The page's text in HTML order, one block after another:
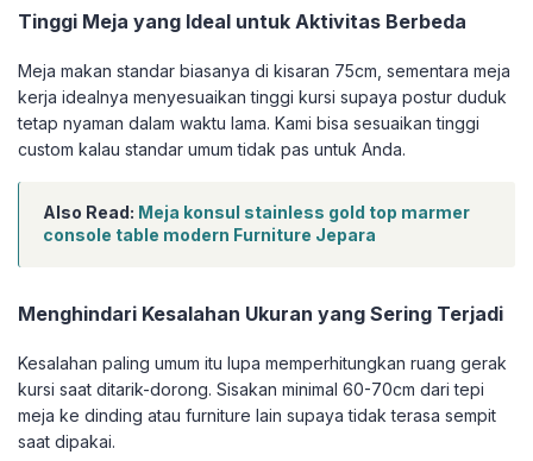
Tinggi Meja yang Ideal untuk Aktivitas Berbeda
Meja makan standar biasanya di kisaran 75cm, sementara meja
kerja idealnya menyesuaikan tinggi kursi supaya postur duduk
tetap nyaman dalam waktu lama. Kami bisa sesuaikan tinggi
custom kalau standar umum tidak pas untuk Anda.
Also Read: Meja konsul stainless gold top marmer
console table modern Furniture Jepara
Menghindari Kesalahan Ukuran yang Sering Terjadi
Kesalahan paling umum itu lupa memperhitungkan ruang gerak
kursi saat ditarik-dorong. Sisakan minimal 60-70cm dari tepi
meja ke dinding atau furniture lain supaya tidak terasa sempit
saat dipakai.